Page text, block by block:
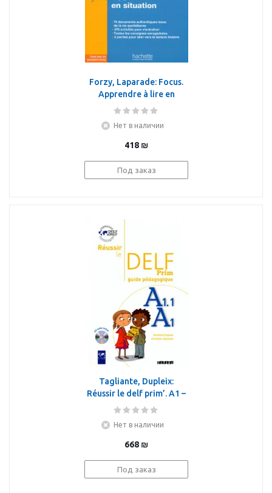
Forzy, Laparade: Focus.
Apprendre à lire en
situation. Adultes
Нет в наличии
418 ₪
Под заказ
Tagliante, Dupleix:
Réussir le delf prim’. A1 –
A1.1. Guide pédagogique
Нет в наличии
668 ₪
Под заказ